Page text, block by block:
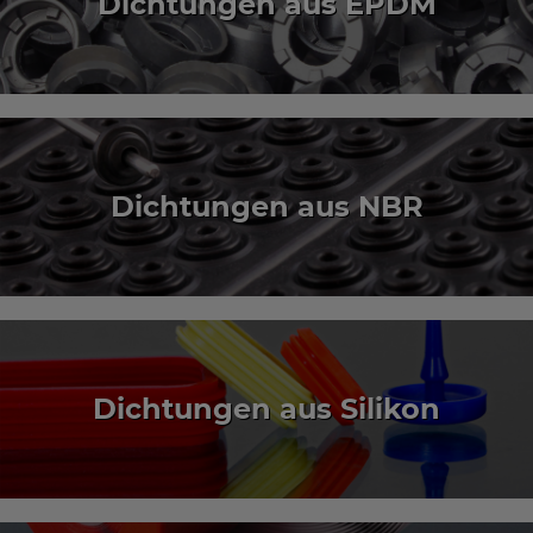
Dichtungen aus NBR
Dichtungen aus Silikon